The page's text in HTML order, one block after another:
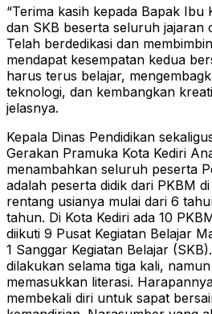
“Terima kasih kepada Bapak Ibu
dan SKB beserta seluruh jajaran
Telah berdedikasi dan
mendapat kesempatan kedua
harus terus belajar,
teknologi, dan kembangkan
jelasnya.
Kepala Dinas Pendidikan
Gerakan Pramuka Kota Kediri
menambahkan seluruh peserta
adalah peserta didik dari PKBM
rentang usianya mulai dari 6
tahun. Di Kota Kediri ada 10
diikuti 9 Pusat Kegiatan Belajar
1 Sanggar Kegiatan Belajar
dilakukan selama tiga kali,
memasukkan literasi.
membekali diri untuk sapat